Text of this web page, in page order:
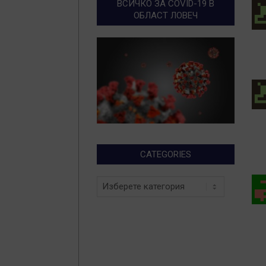
ВСИЧКО ЗА COVID-19 В
ОБЛАСТ ЛОВЕЧ
CATEGORIES
Categories